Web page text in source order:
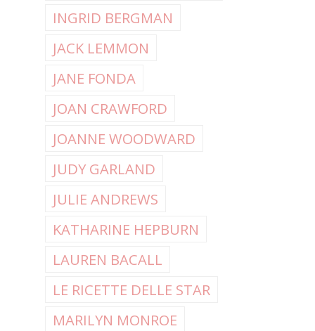
INGRID BERGMAN
JACK LEMMON
JANE FONDA
JOAN CRAWFORD
JOANNE WOODWARD
JUDY GARLAND
JULIE ANDREWS
KATHARINE HEPBURN
LAUREN BACALL
LE RICETTE DELLE STAR
MARILYN MONROE